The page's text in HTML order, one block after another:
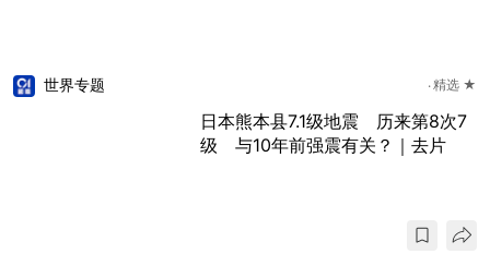
世界专题 精选 ★
日本熊本县7.1级地震 历来第8次7
级 与10年前强震有关？｜去片